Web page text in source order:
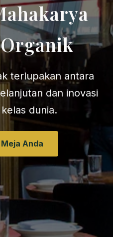
terlupakan antara
dan inovasi
dunia.
Anda